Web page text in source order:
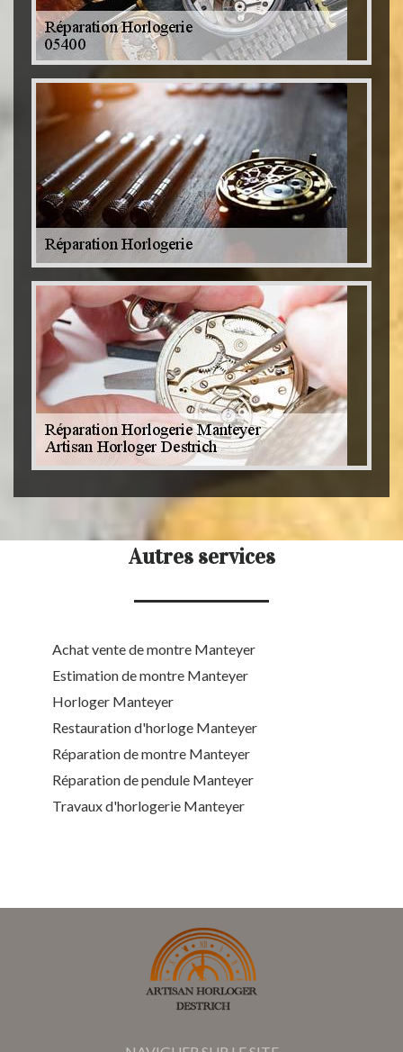
Autres services
Achat vente de montre Manteyer
Estimation de montre Manteyer
Horloger Manteyer
Restauration d'horloge Manteyer
Réparation de montre Manteyer
Réparation de pendule Manteyer
Travaux d'horlogerie Manteyer